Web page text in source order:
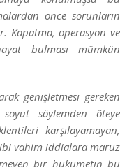
önce sorunların
Kapatma, operasyon ve
bulması mümkün
genişletmesi gereken
söylemden öteye
karşılayamayan,
vahim iddialara maruz
bir hükümetin bu